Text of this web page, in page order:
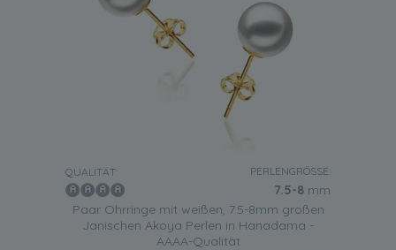
QUALITÄT: PERLENGRÖSSE:
7.5-8 mm
Paar Ohrringe mit weißen, 7.5-8mm großen
Janischen Akoya Perlen in Hanadama -
AAAA-Qualität